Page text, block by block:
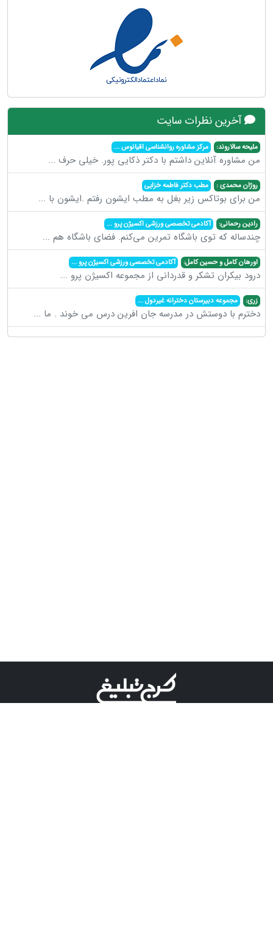
آخرین نظرات سایت
ملیحه سالاروند: مرکز مشاوره روانشناسی اقیانوس...
من مشاوره آنلاین داشتم با دکتر ذکایی پور. خیلی حرف ...
روژان محمدی : مطب دکتر فاطمه خزایی
من برای بوتاکس زیر بغل به مطب ایشون رفتم .ایشون با ...
رادین رحمانی: آکادمی تخصصی ورزشی اکسیژن پرو...
چندساله که توی باشگاه تمرین می‌کنم. فضای باشگاه هم ...
اورهان کامل و حسین کامل: آکادمی تخصصی ورزشی اکسیژن پرو...
درود بیکران تشکر و قدردانی از مجموعه اکسیژن پرو ...
زری: مجموعه دبیرستان دخترانه غیردول...
دخترم با دوستش در مدرسه جان افرین درس می خوند . ما ...